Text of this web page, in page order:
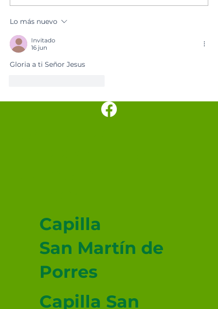
Lo más nuevo
Invitado
16 jun
Gloria a ti Señor Jesus
Capilla
San Martín de
Porres
Capilla San